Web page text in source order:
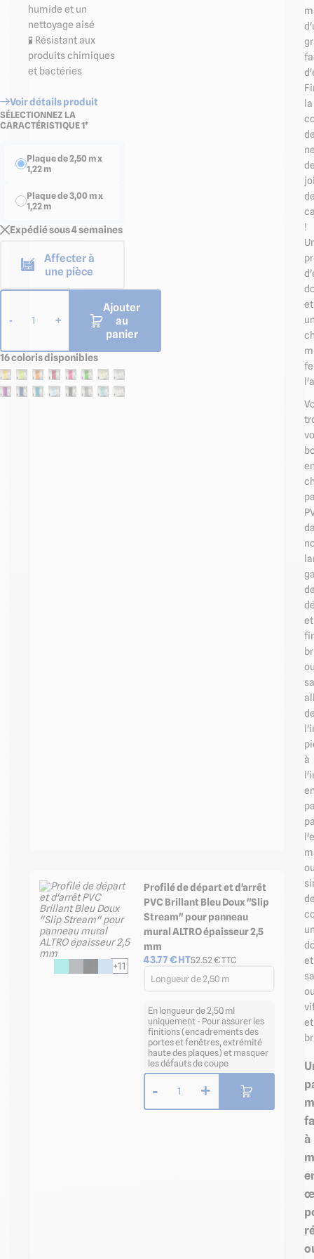
humide et un
nettoyage aisé
🧪 Résistant aux
produits chimiques
et bactéries
Voir détails produit
SÉLECTIONNEZ LA
CARACTÉRISTIQUE 1*
Plaque de 2,50 m x
1,22 m
Plaque de 3,00 m x
1,22 m
Expédié sous 4 semaines
Affecter à
une pièce
- 1 +
Ajouter
au
panier
16 coloris disponibles
+11
Profilé de départ et d'arrêt
PVC Brillant Bleu Doux "Slip
Stream" pour panneau
mural ALTRO épaisseur 2,5
mm
43.77€ HT52.52 € TTC
Longueur de 2,50 m
En longueur de 2,50 ml
uniquement - Pour assurer les
finitions (encadrements des
portes et fenêtres, extrémité
haute des plaques) et masquer
les défauts de coupe
- 1 +
la
!
et
et
à
et
et
à